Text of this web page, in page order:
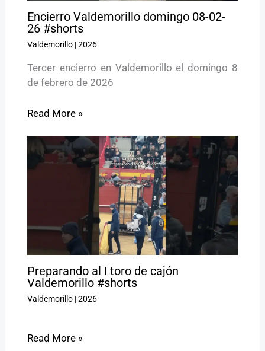
Encierro Valdemorillo domingo 08-02-
26 #shorts
Valdemorillo|2026
Tercer encierro en Valdemorillo el domingo 8
de febrero de 2026
Read More »
Preparando al I toro de cajón
Valdemorillo #shorts
Valdemorillo|2026
Read More »